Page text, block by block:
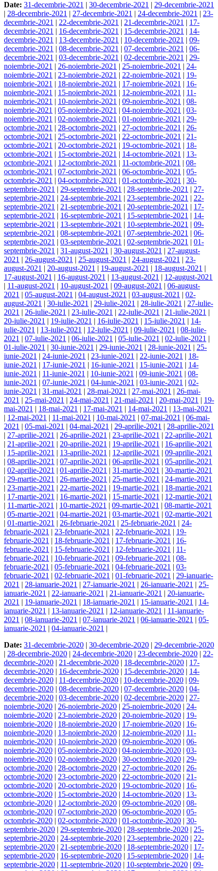
Date: 31-decembrie-2021 | 30-decembrie-2021 | 29-decembrie-2021
| 28-decembrie-2021 | 27-decembrie-2021 | 24-decembrie-2021 | 23-
decembrie-2021 | 22-decembrie-2021 | 21-decembrie-2021 | 17-
decembrie-2021 | 16-decembrie-2021 | 15-decembrie-2021 | 14-
decembrie-2021 | 13-decembrie-2021 | 10-decembrie-2021 | 09-
decembrie-2021 | 08-decembrie-2021 | 07-decembrie-2021 | 06-
decembrie-2021 | 03-decembrie-2021 | 02-decembrie-2021 | 29-
noiembrie-2021 | 26-noiembrie-2021 | 25-noiembrie-2021 | 24-
noiembrie-2021 | 23-noiembrie-2021 | 22-noiembrie-2021 | 19-
noiembrie-2021 | 18-noiembrie-2021 | 17-noiembrie-2021 | 16-
noiembrie-2021 | 15-noiembrie-2021 | 12-noiembrie-2021 | 11-
noiembrie-2021 | 10-noiembrie-2021 | 09-noiembrie-2021 | 08-
noiembrie-2021 | 05-noiembrie-2021 | 04-noiembrie-2021 | 03-
noiembrie-2021 | 02-noiembrie-2021 | 01-noiembrie-2021 | 29-
octombrie-2021 | 28-octombrie-2021 | 27-octombrie-2021 | 26-
octombrie-2021 | 25-octombrie-2021 | 22-octombrie-2021 | 21-
octombrie-2021 | 20-octombrie-2021 | 19-octombrie-2021 | 18-
octombrie-2021 | 15-octombrie-2021 | 14-octombrie-2021 | 13-
octombrie-2021 | 12-octombrie-2021 | 11-octombrie-2021 | 08-
octombrie-2021 | 07-octombrie-2021 | 06-octombrie-2021 | 05-
octombrie-2021 | 04-octombrie-2021 | 01-octombrie-2021 | 30-
septembrie-2021 | 29-septembrie-2021 | 28-septembrie-2021 | 27-
septembrie-2021 | 24-septembrie-2021 | 23-septembrie-2021 | 22-
septembrie-2021 | 21-septembrie-2021 | 20-septembrie-2021 | 17-
septembrie-2021 | 16-septembrie-2021 | 15-septembrie-2021 | 14-
septembrie-2021 | 13-septembrie-2021 | 10-septembrie-2021 | 09-
septembrie-2021 | 08-septembrie-2021 | 07-septembrie-2021 | 06-
septembrie-2021 | 03-septembrie-2021 | 02-septembrie-2021 | 01-
septembrie-2021 | 31-august-2021 | 30-august-2021 | 27-august-
2021 | 26-august-2021 | 25-august-2021 | 24-august-2021 | 23-
august-2021 | 20-august-2021 | 19-august-2021 | 18-august-2021 |
17-august-2021 | 16-august-2021 | 13-august-2021 | 12-august-2021
| 11-august-2021 | 10-august-2021 | 09-august-2021 | 06-august-
2021 | 05-august-2021 | 04-august-2021 | 03-august-2021 | 02-
august-2021 | 30-iulie-2021 | 29-iulie-2021 | 28-iulie-2021 | 27-iulie-
2021 | 26-iulie-2021 | 23-iulie-2021 | 22-iulie-2021 | 21-iulie-2021 |
20-iulie-2021 | 19-iulie-2021 | 16-iulie-2021 | 15-iulie-2021 | 14-
iulie-2021 | 13-iulie-2021 | 12-iulie-2021 | 09-iulie-2021 | 08-iulie-
2021 | 07-iulie-2021 | 06-iulie-2021 | 05-iulie-2021 | 02-iulie-2021 |
01-iulie-2021 | 30-iunie-2021 | 29-iunie-2021 | 28-iunie-2021 | 25-
iunie-2021 | 24-iunie-2021 | 23-iunie-2021 | 22-iunie-2021 | 18-
iunie-2021 | 17-iunie-2021 | 16-iunie-2021 | 15-iunie-2021 | 14-
iunie-2021 | 11-iunie-2021 | 10-iunie-2021 | 09-iunie-2021 | 08-
iunie-2021 | 07-iunie-2021 | 04-iunie-2021 | 03-iunie-2021 | 02-
iunie-2021 | 31-mai-2021 | 28-mai-2021 | 27-mai-2021 | 26-mai-
2021 | 25-mai-2021 | 24-mai-2021 | 21-mai-2021 | 20-mai-2021 | 19-
mai-2021 | 18-mai-2021 | 17-mai-2021 | 14-mai-2021 | 13-mai-2021
| 12-mai-2021 | 11-mai-2021 | 10-mai-2021 | 07-mai-2021 | 06-mai-
2021 | 05-mai-2021 | 04-mai-2021 | 29-aprilie-2021 | 28-aprilie-2021
| 27-aprilie-2021 | 26-aprilie-2021 | 23-aprilie-2021 | 22-aprilie-2021
| 21-aprilie-2021 | 20-aprilie-2021 | 19-aprilie-2021 | 16-aprilie-2021
| 15-aprilie-2021 | 13-aprilie-2021 | 12-aprilie-2021 | 09-aprilie-2021
| 08-aprilie-2021 | 07-aprilie-2021 | 06-aprilie-2021 | 05-aprilie-2021
| 02-aprilie-2021 | 01-aprilie-2021 | 31-martie-2021 | 30-martie-2021
| 29-martie-2021 | 26-martie-2021 | 25-martie-2021 | 24-martie-2021
| 23-martie-2021 | 22-martie-2021 | 19-martie-2021 | 18-martie-2021
| 17-martie-2021 | 16-martie-2021 | 15-martie-2021 | 12-martie-2021
| 11-martie-2021 | 10-martie-2021 | 09-martie-2021 | 08-martie-2021
| 05-martie-2021 | 04-martie-2021 | 03-martie-2021 | 02-martie-2021
| 01-martie-2021 | 26-februarie-2021 | 25-februarie-2021 | 24-
februarie-2021 | 23-februarie-2021 | 22-februarie-2021 | 19-
februarie-2021 | 18-februarie-2021 | 17-februarie-2021 | 16-
februarie-2021 | 15-februarie-2021 | 12-februarie-2021 | 11-
februarie-2021 | 10-februarie-2021 | 09-februarie-2021 | 08-
februarie-2021 | 05-februarie-2021 | 04-februarie-2021 | 03-
februarie-2021 | 02-februarie-2021 | 01-februarie-2021 | 29-ianuarie-
2021 | 28-ianuarie-2021 | 27-ianuarie-2021 | 26-ianuarie-2021 | 25-
ianuarie-2021 | 22-ianuarie-2021 | 21-ianuarie-2021 | 20-ianuarie-
2021 | 19-ianuarie-2021 | 18-ianuarie-2021 | 15-ianuarie-2021 | 14-
ianuarie-2021 | 13-ianuarie-2021 | 12-ianuarie-2021 | 11-ianuarie-
2021 | 08-ianuarie-2021 | 07-ianuarie-2021 | 06-ianuarie-2021 | 05-
ianuarie-2021 | 04-ianuarie-2021 |
Date: 31-decembrie-2020 | 30-decembrie-2020 | 29-decembrie-2020
| 28-decembrie-2020 | 24-decembrie-2020 | 23-decembrie-2020 | 22-
decembrie-2020 | 21-decembrie-2020 | 18-decembrie-2020 | 17-
decembrie-2020 | 16-decembrie-2020 | 15-decembrie-2020 | 14-
decembrie-2020 | 11-decembrie-2020 | 10-decembrie-2020 | 09-
decembrie-2020 | 08-decembrie-2020 | 07-decembrie-2020 | 04-
decembrie-2020 | 03-decembrie-2020 | 02-decembrie-2020 | 27-
noiembrie-2020 | 26-noiembrie-2020 | 25-noiembrie-2020 | 24-
noiembrie-2020 | 23-noiembrie-2020 | 20-noiembrie-2020 | 19-
noiembrie-2020 | 18-noiembrie-2020 | 17-noiembrie-2020 | 16-
noiembrie-2020 | 13-noiembrie-2020 | 12-noiembrie-2020 | 11-
noiembrie-2020 | 10-noiembrie-2020 | 09-noiembrie-2020 | 06-
noiembrie-2020 | 05-noiembrie-2020 | 04-noiembrie-2020 | 03-
noiembrie-2020 | 02-noiembrie-2020 | 30-octombrie-2020 | 29-
octombrie-2020 | 28-octombrie-2020 | 27-octombrie-2020 | 26-
octombrie-2020 | 23-octombrie-2020 | 22-octombrie-2020 | 21-
octombrie-2020 | 20-octombrie-2020 | 19-octombrie-2020 | 16-
octombrie-2020 | 15-octombrie-2020 | 14-octombrie-2020 | 13-
octombrie-2020 | 12-octombrie-2020 | 09-octombrie-2020 | 08-
octombrie-2020 | 07-octombrie-2020 | 06-octombrie-2020 | 05-
octombrie-2020 | 02-octombrie-2020 | 01-octombrie-2020 | 30-
septembrie-2020 | 29-septembrie-2020 | 28-septembrie-2020 | 25-
septembrie-2020 | 24-septembrie-2020 | 23-septembrie-2020 | 22-
septembrie-2020 | 21-septembrie-2020 | 18-septembrie-2020 | 17-
septembrie-2020 | 16-septembrie-2020 | 15-septembrie-2020 | 14-
septembrie-2020 | 11-septembrie-2020 | 10-septembrie-2020 | 09-